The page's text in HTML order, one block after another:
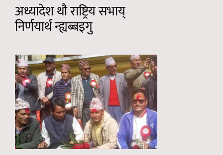
अध्यादेश थौ राष्ट्रिय सभाय्
निर्णयार्थ न्ह्यब्बइगु